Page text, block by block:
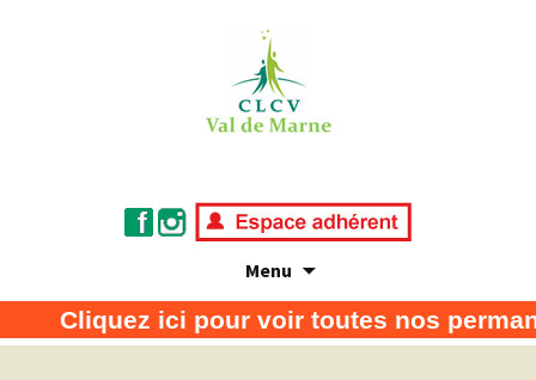
Menu
CLCV Val de Marne
Association de défense des consommateurs
et usagers
Cliquez ici pour voir toutes nos